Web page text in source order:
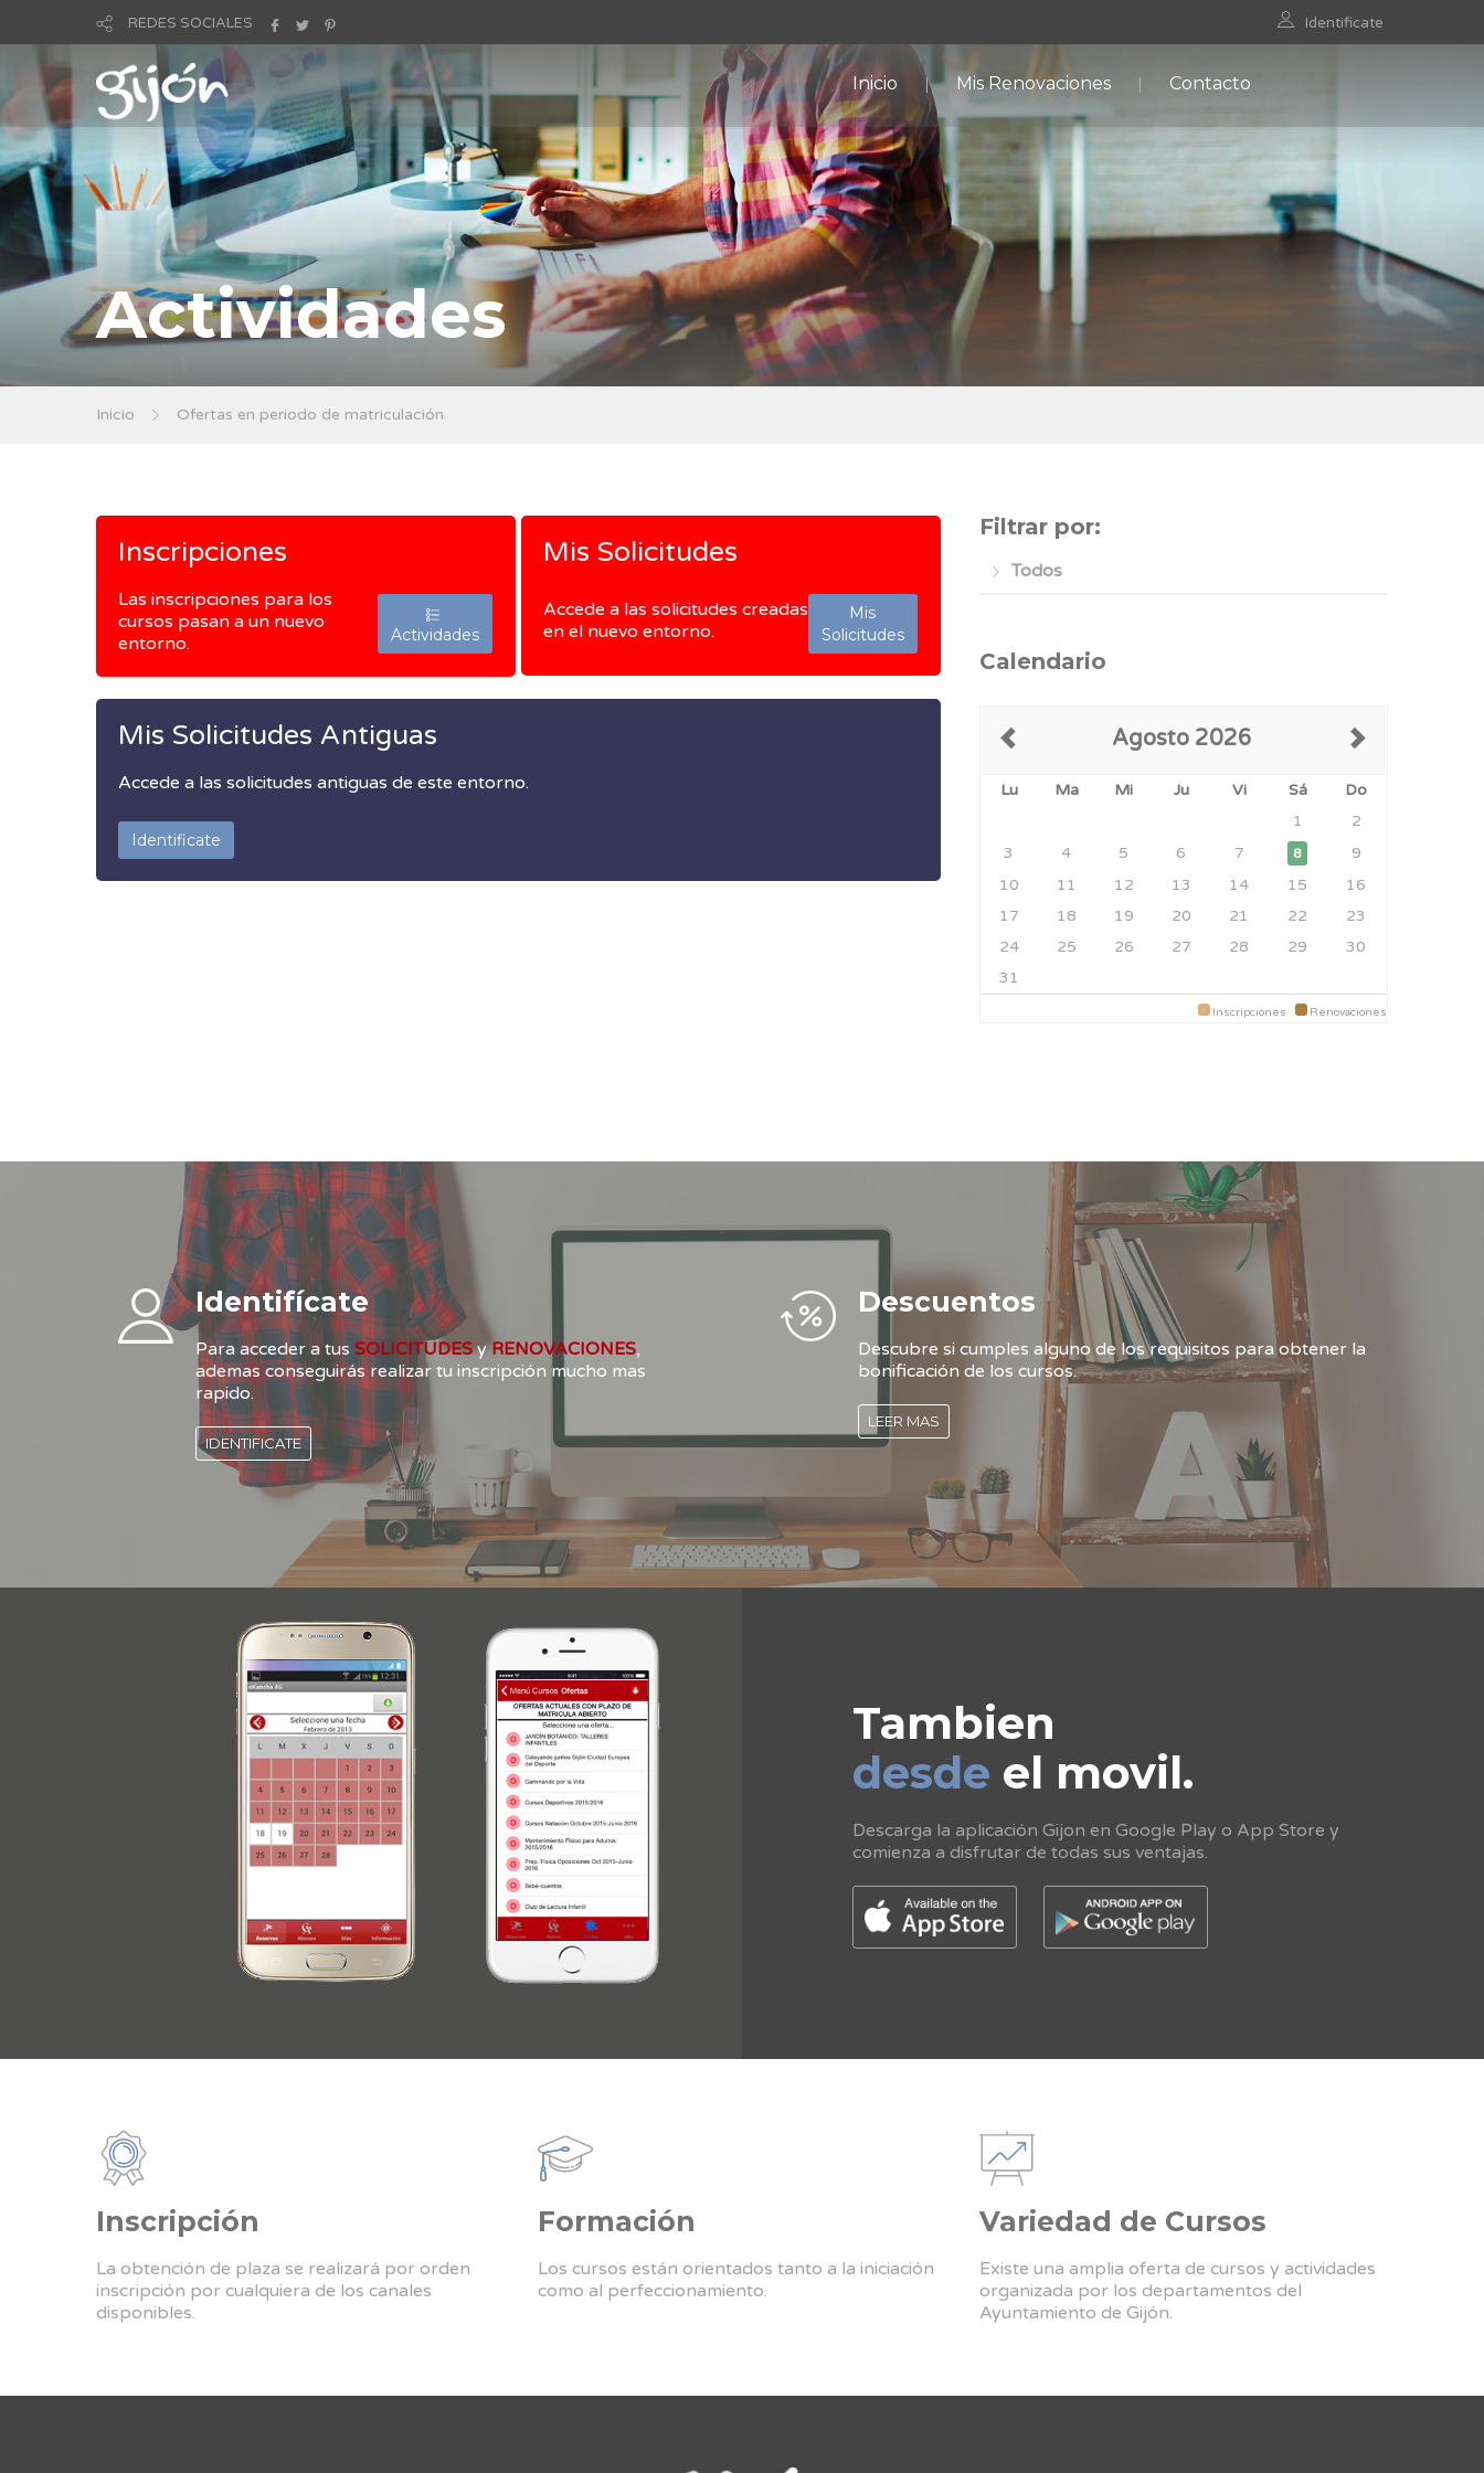
REDES SOCIALES Identificate
Inicio Mis Renovaciones Contacto
Actividades
Inicio Ofertas en periodo de matriculación
Inscripciones
Las inscripciones para los
cursos pasan a un nuevo
entorno.
Actividades
Mis Solicitudes
Accede a las solicitudes creadas
en el nuevo entorno.
Mis
Solicitudes
Mis Solicitudes Antiguas
Accede a las solicitudes antiguas de este entorno.
Identificate
Filtrar por:
Todos
Calendario
Agosto 2026
Lu Ma Mi Ju Vi Sá
Do
1
2
3
4 5 6 7 8
9
10
11 12 13 14 15
16
17
18 19 20 21 22
23
24
25 26 27 28 29
30
31
Inscripciones Renovaciones
Identifícate
Para acceder a tus SOLICITUDESyRENOVACIONES,
ademas conseguirás realizar tu inscripción mucho mas
rapido.
IDENTIFICATE
Descuentos
Descubre si cumples alguno de los requisitos para obtener la
bonificación de los cursos.
LEER MAS
Tambien
desde el movil.
Descarga la aplicación Gijon en Google Play o App Store y
comienza a disfrutar de todas sus ventajas.
Inscripción
La obtención de plaza se realizará por orden
inscripción por cualquiera de los canales
disponibles.
Formación
Los cursos están orientados tanto a la iniciación
como al perfeccionamiento.
Variedad de Cursos
Existe una amplia oferta de cursos y actividades
organizada por los departamentos del
Ayuntamiento de Gijón.